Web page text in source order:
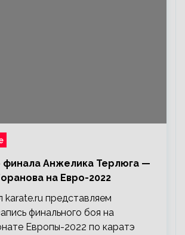
финала Анжелика Терлюга —
на Евро-2022
karate.ru представляем
финального боя на
Европы-2022 по каратэ